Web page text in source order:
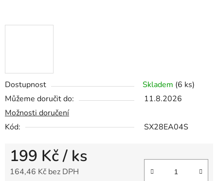
Dostupnost Skladem (6 ks)
Můžeme doručit do:
11.8.2026
Možnosti doručení
Kód:
SX28EA04S
199 Kč/ ks
164,46 Kč bez DPH